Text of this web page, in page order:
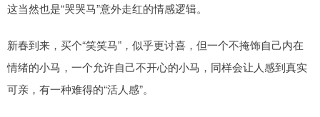
这当然也是“哭哭马”意外走红的情感逻辑。
新春到来，买个“笑笑马”，似乎更讨喜，但一个不掩饰自己内在
情绪的小马，一个允许自己不开心的小马，同样会让人感到真实
可亲，有一种难得的“活人感”。